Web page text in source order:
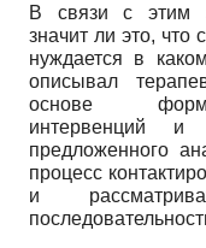
В связи с этим
значит ли это, что
нуждается в
описывал
основе
интервенций
предложенного
процесс
и